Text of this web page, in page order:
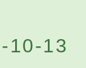
10-13